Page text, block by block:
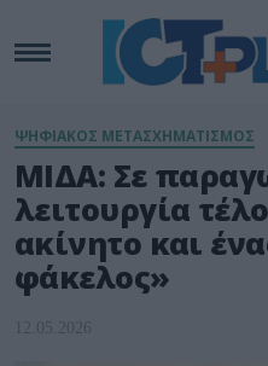
ΨΗΦΙΑΚΟΣ ΜΕΤΑΣΧΗΜΑΤΙΣΜΟΣ
ΜΙΔΑ: Σε
λειτουργία
ακίνητο και
φάκελος»
12.05.2026